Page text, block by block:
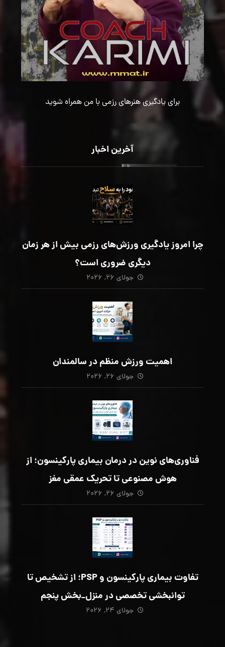
برای یادگیری هنرهای رزمی با من همراه شوید
آخرین اخبار
چرا امروز یادگیری ورزش‌های رزمی بیش از هر زمان
دیگری ضروری است؟
جولای ۲۶, ۲۰۲۶
اهمیت ورزش منظم در سالمندان
جولای ۲۶, ۲۰۲۶
فناوری‌های نوین در درمان بیماری پارکینسون؛ از
هوش مصنوعی تا تحریک عمقی مغز
جولای ۲۶, ۲۰۲۶
تفاوت بیماری پارکینسون و PSP؛ از تشخیص تا
توانبخشی تخصصی در منزل_بخش پنجم
جولای ۲۴, ۲۰۲۶